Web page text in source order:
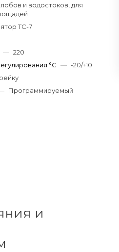
и водостоков, для
ТС-7
— 220
°С — -20/+10
Программируемый
и